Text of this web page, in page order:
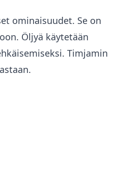
ominaisuudet. Se on
Öljyä käytetään
Timjamin